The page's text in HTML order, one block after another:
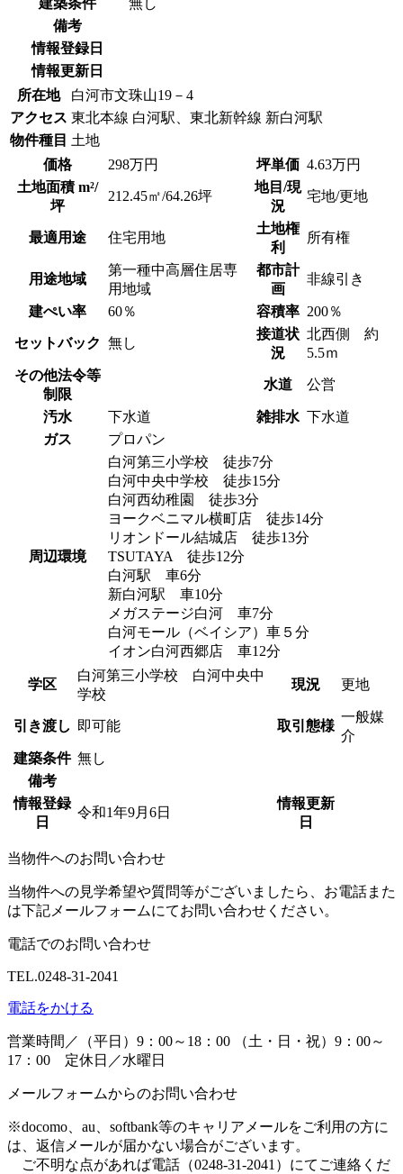
備考
情報登録日
情報更新日
所在地
白河市文珠山19－4
アクセス 東北本線 白河駅、東北新幹線 新白河駅
物件種目 土地
価格
298万円 坪単価 4.63万円
土地面積 m²/
坪
212.45㎡/64.26坪
地目/現
況
宅地/更地
最適用途 住宅用地
土地権
利
所有権
用途地域
第一種中高層住居専
用地域
都市計
画
非線引き
建ぺい率 60％ 容積率 200％
セットバック 無し
接道状
況
北西側 約
5.5ｍ
その他法令等
制限
水道 公営
汚水 下水道 雑排水 下水道
ガス
プロパン
周辺環境
白河第三小学校 徒歩7分
白河中央中学校 徒歩15分
白河西幼稚園 徒歩3分
ヨークベニマル横町店 徒歩14分
リオンドール結城店 徒歩13分
TSUTAYA 徒歩12分
白河駅 車6分
新白河駅 車10分
メガステージ白河 車7分
白河モール（ベイシア）車５分
イオン白河西郷店 車12分
学区
白河第三小学校 白河中央中
学校
現況 更地
引き渡し 即可能 取引態様
一般媒
介
建築条件 無し
備考
情報登録
日
令和1年9月6日
情報更新
日
当物件へのお問い合わせ
当物件への見学希望や質問等がございましたら、お電話また
は下記メールフォームにてお問い合わせください。
電話でのお問い合わせ
TEL.0248-31-2041
電話をかける
営業時間／（平日）9：00～18：00 （土・日・祝）9：00～
17：00 定休日／水曜日
メールフォームからのお問い合わせ
※docomo、au、softbank等のキャリアメールをご利用の方に
は、返信メールが届かない場合がございます。
ご不明な点があれば電話（0248-31-2041）にてご連絡くだ